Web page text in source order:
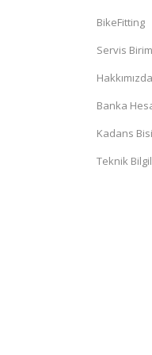
BikeFitting
Servis
Hakkımızda
Banka
Kadans
Teknik